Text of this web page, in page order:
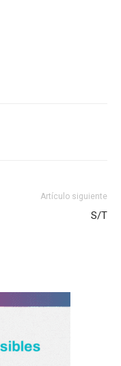
Artículo siguiente
S/T